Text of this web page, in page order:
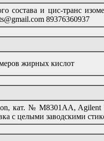
состава и цис-транс
89376360937
жирных кислот
кат. № M8301AA, Agilent
с целыми заводскими